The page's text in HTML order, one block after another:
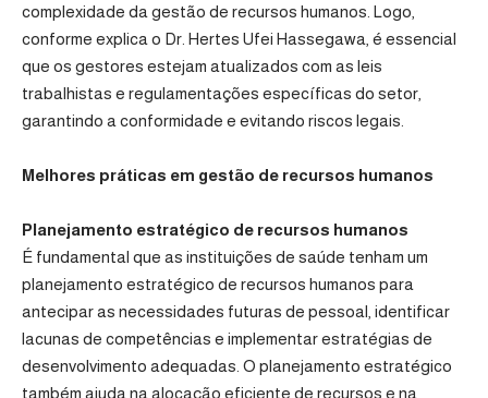
complexidade da gestão de recursos humanos. Logo,
conforme explica o Dr. Hertes Ufei Hassegawa, é essencial
que os gestores estejam atualizados com as leis
trabalhistas e regulamentações específicas do setor,
garantindo a conformidade e evitando riscos legais.
Melhores práticas em gestão de recursos humanos
Planejamento estratégico de recursos humanos
É fundamental que as instituições de saúde tenham um
planejamento estratégico de recursos humanos para
antecipar as necessidades futuras de pessoal, identificar
lacunas de competências e implementar estratégias de
desenvolvimento adequadas. O planejamento estratégico
também ajuda na alocação eficiente de recursos e na